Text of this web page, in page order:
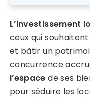
L’investissement
ceux qui
et bâtir un
concurrence
l’espace de ses
pour séduire les